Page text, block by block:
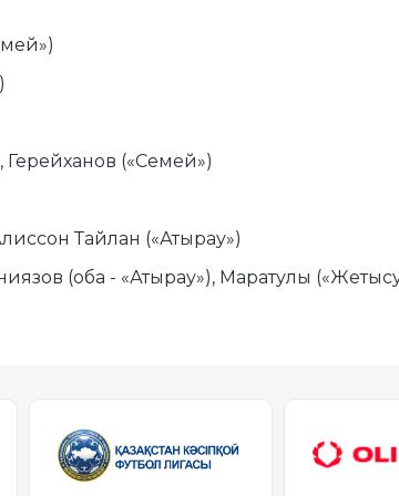
Герейханов («Семей»)
Тайлан («Атырау»)
(оба - «Атырау»), Маратулы